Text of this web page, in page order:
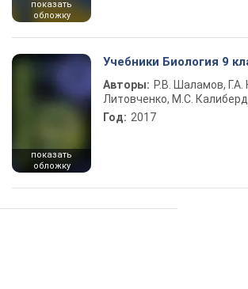
показать
обложку
показать
обложку
Учебники Биология 9
Авторы: Р.В. Шаламов, Г.А.
Литовченко, М.С.
Год: 2017